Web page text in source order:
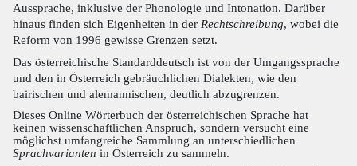
Aussprache, inklusive der Phonologie und Intonation. Darüber
hinaus finden sich Eigenheiten in der Rechtschreibung, wobei die
Reform von 1996 gewisse Grenzen setzt.
Das österreichische Standarddeutsch ist von der Umgangssprache
und den in Österreich gebräuchlichen Dialekten, wie den
bairischen und alemannischen, deutlich abzugrenzen.
Dieses Online Wörterbuch der österreichischen Sprache hat
keinen wissenschaftlichen Anspruch, sondern versucht eine
möglichst umfangreiche Sammlung an unterschiedlichen
Sprachvarianten in Österreich zu sammeln.